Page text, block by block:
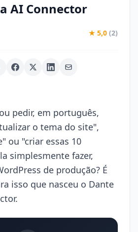
AI Connector
★ 5,0 (2)
pedir, em português,
o tema do site",
ou "criar essas 10
simplesmente fazer,
de produção? É
isso que nasceu o Dante